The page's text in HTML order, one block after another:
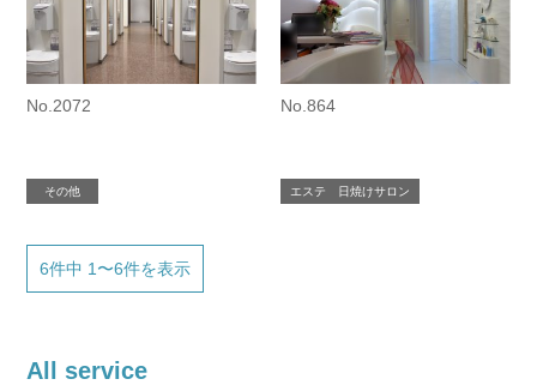
No.2072
その他
No.864
エステ 日焼けサロン
6件中 1〜6件を表示
All service